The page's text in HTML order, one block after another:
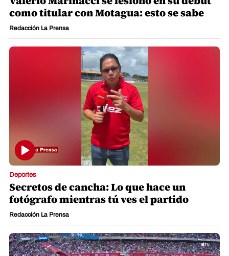
como titular con Motagua: esto se sabe
Redacción La Prensa
Deportes
Secretos de cancha: Lo que hace un
fotógrafo mientras tú ves el partido
Redacción La Prensa